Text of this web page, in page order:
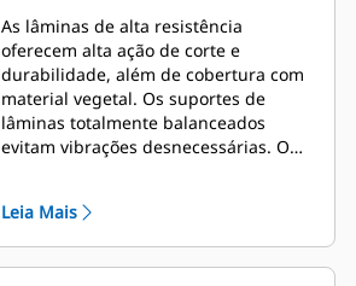
As lâminas de alta resistência
oferecem alta ação de corte e
durabilidade, além de cobertura com
material vegetal. Os suportes de
lâminas totalmente balanceados
evitam vibrações desnecessárias. O
rochas.
Leia Mais